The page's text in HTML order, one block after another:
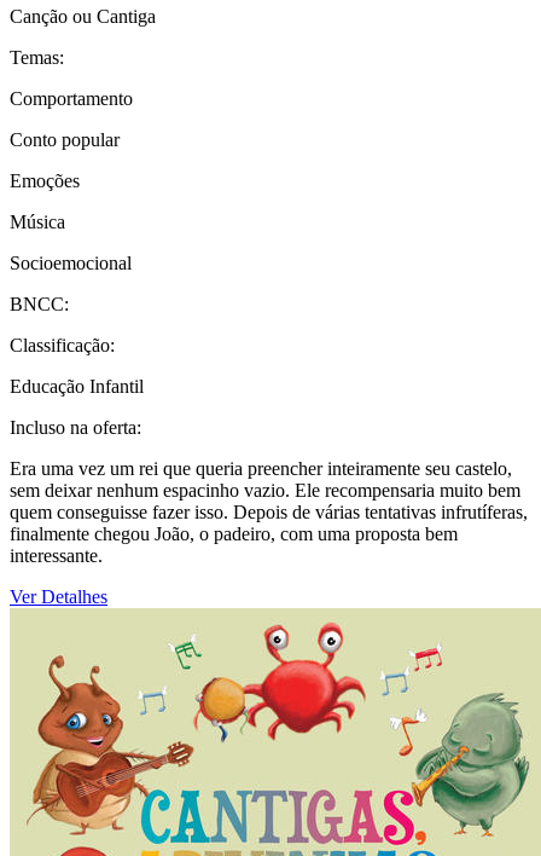
Canção ou Cantiga
Temas:
Comportamento
Conto popular
Emoções
Música
Socioemocional
BNCC:
Classificação:
Educação Infantil
Incluso na oferta:
Era uma vez um rei que queria preencher inteiramente seu castelo,
sem deixar nenhum espacinho vazio. Ele recompensaria muito bem
quem conseguisse fazer isso. Depois de várias tentativas infrutíferas,
finalmente chegou João, o padeiro, com uma proposta bem
interessante.
Ver Detalhes